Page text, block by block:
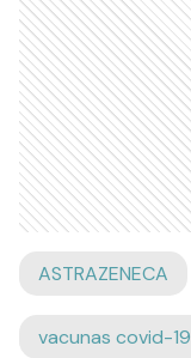
ASTRAZENECA
vacunas covid-19